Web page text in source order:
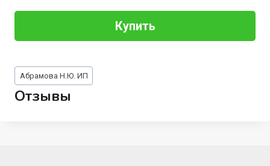
Купить
Метки
записи:
Абрамова Н.Ю. ИП
Отзывы